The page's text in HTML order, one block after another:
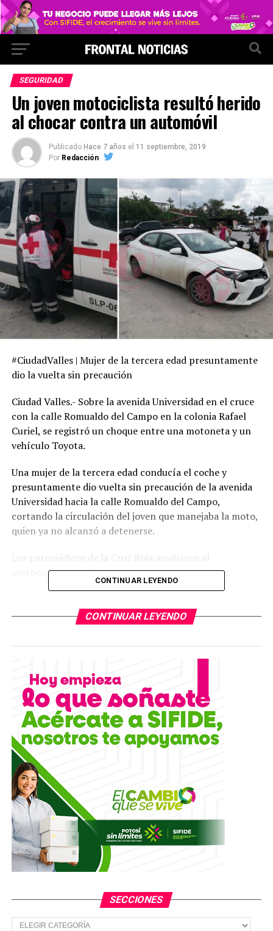
SEGURIDAD
Un joven motociclista resultó herido
al chocar contra un automóvil
Publicado Hace 7 años el 11 septiembre, 2019
Por Redacción
#CiudadValles | Mujer de la tercera edad presuntamente
dio la vuelta sin precaución
Ciudad Valles.- Sobre la avenida Universidad en el cruce
con la calle Romualdo del Campo en la colonia Rafael
Curiel, se registró un choque entre una motoneta y un
vehículo Toyota.
Una mujer de la tercera edad conducía el coche y
presuntamente dio vuelta sin precaución de la avenida
Universidad hacia la calle Romualdo del Campo,
cortando la circulación del joven que manejaba la moto,
quien ya no alcanzó a detenerse.
Los paramédicos de la Cruz Roja auxiliaron al
motociclista y lo llevaron a una clínica particular.
SLP
Recuperan 30 vehículos con reporte de robo
CONTINUAR LEYENDO
CONTINUAR LEYENDO
SECCIONES
Secciones